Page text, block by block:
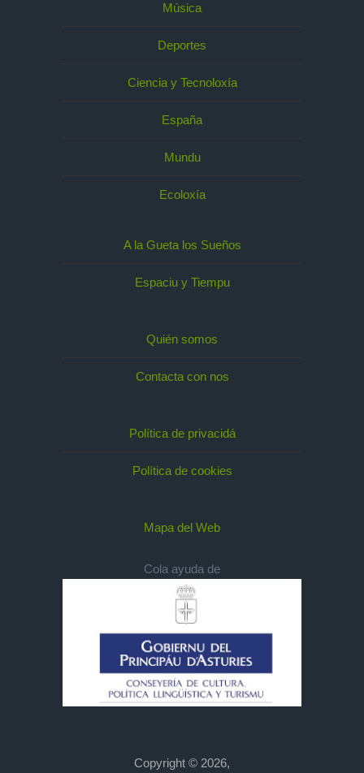
Música
Deportes
Ciencia y Tecnoloxía
España
Mundu
Ecoloxía
A la Gueta los Sueños
Espaciu y Tiempu
Quién somos
Contacta con nos
Política de privacidá
Política de cookies
Mapa del Web
Cola ayuda de
Copyright © 2026,